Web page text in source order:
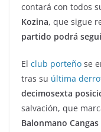
contará con todos
Kozina, que sigue
partido podrá
El club porteño se
tras su última
decimosexta
salvación, que
Balonmano Cangas